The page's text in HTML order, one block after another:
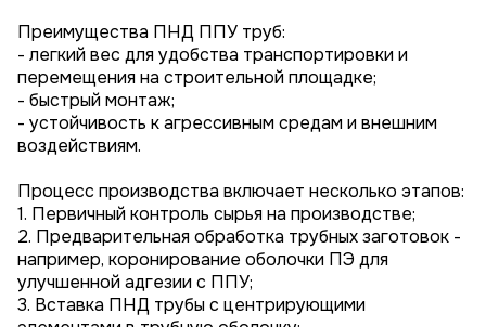
Преимущества ПНД ППУ труб:
- легкий вес для удобства транспортировки и
перемещения на строительной площадке;
- быстрый монтаж;
- устойчивость к агрессивным средам и внешним
воздействиям.
Процесс производства включает несколько этапов:
1. Первичный контроль сырья на производстве;
2. Предварительная обработка трубных заготовок -
например, коронирование оболочки ПЭ для
улучшенной адгезии с ППУ;
3. Вставка ПНД трубы с центрирующими